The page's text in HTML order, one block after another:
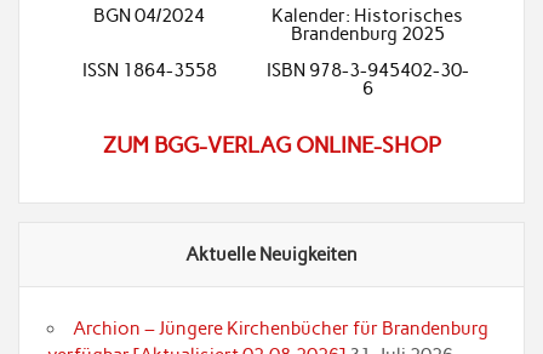
BGN 04/2024
Kalender: Historisches
Brandenburg 2025
ISSN 1864-3558
ISBN 978-3-945402-30-
6
ZUM BGG-VERLAG ONLINE-SHOP
Aktuelle Neuigkeiten
Archion – Jüngere Kirchenbücher für Brandenburg